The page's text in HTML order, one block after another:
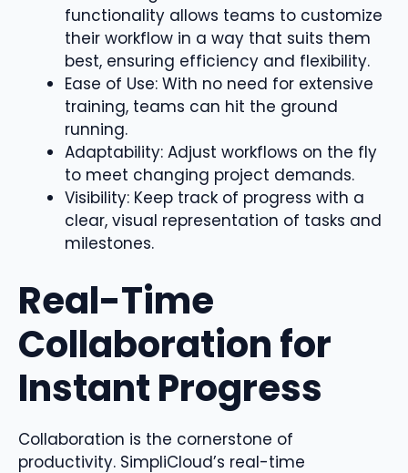
functionality allows teams to customize
their workflow in a way that suits them
best, ensuring efficiency and flexibility.
Ease of Use: With no need for extensive
training, teams can hit the ground
running.
Adaptability: Adjust workflows on the fly
to meet changing project demands.
Visibility: Keep track of progress with a
clear, visual representation of tasks and
milestones.
Real-Time
Collaboration for
Instant Progress
Collaboration is the cornerstone of
productivity. SimpliCloud’s real-time